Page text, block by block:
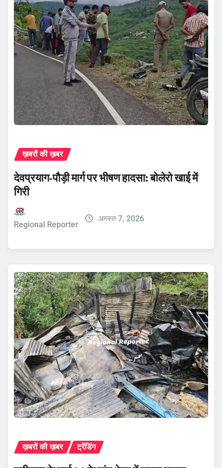
ख़बरों की ख़बर
देवप्रयाग-पौड़ी मार्ग पर भीषण हादसा: बोलेरो खाई में
गिरी
Regional Reporter
अगस्त 7, 2026
ख़बरों की ख़बर ट्रेंडिंग